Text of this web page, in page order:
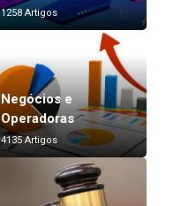
1258 Artigos
Negócios e
Operadoras
4135 Artigos